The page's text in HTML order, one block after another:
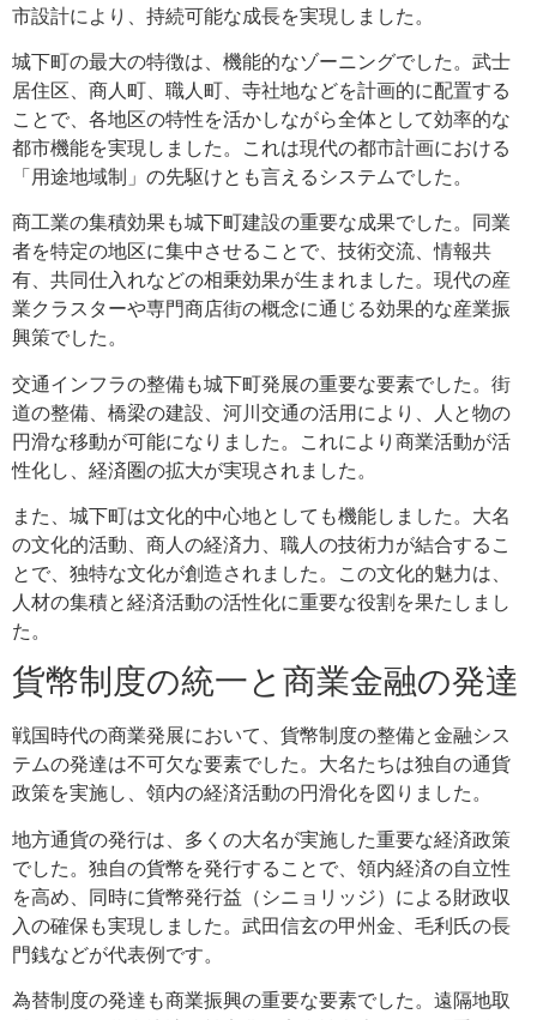
市設計により、持続可能な成長を実現しました。
城下町の最大の特徴は、機能的なゾーニングでした。武士
居住区、商人町、職人町、寺社地などを計画的に配置する
ことで、各地区の特性を活かしながら全体として効率的な
都市機能を実現しました。これは現代の都市計画における
「用途地域制」の先駆けとも言えるシステムでした。
商工業の集積効果も城下町建設の重要な成果でした。同業
者を特定の地区に集中させることで、技術交流、情報共
有、共同仕入れなどの相乗効果が生まれました。現代の産
業クラスターや専門商店街の概念に通じる効果的な産業振
興策でした。
交通インフラの整備も城下町発展の重要な要素でした。街
道の整備、橋梁の建設、河川交通の活用により、人と物の
円滑な移動が可能になりました。これにより商業活動が活
性化し、経済圏の拡大が実現されました。
また、城下町は文化的中心地としても機能しました。大名
の文化的活動、商人の経済力、職人の技術力が結合するこ
とで、独特な文化が創造されました。この文化的魅力は、
人材の集積と経済活動の活性化に重要な役割を果たしまし
た。
貨幣制度の統一と商業金融の発達
戦国時代の商業発展において、貨幣制度の整備と金融シス
テムの発達は不可欠な要素でした。大名たちは独自の通貨
政策を実施し、領内の経済活動の円滑化を図りました。
地方通貨の発行は、多くの大名が実施した重要な経済政策
でした。独自の貨幣を発行することで、領内経済の自立性
を高め、同時に貨幣発行益（シニョリッジ）による財政収
入の確保も実現しました。武田信玄の甲州金、毛利氏の長
門銭などが代表例です。
為替制度の発達も商業振興の重要な要素でした。遠隔地取